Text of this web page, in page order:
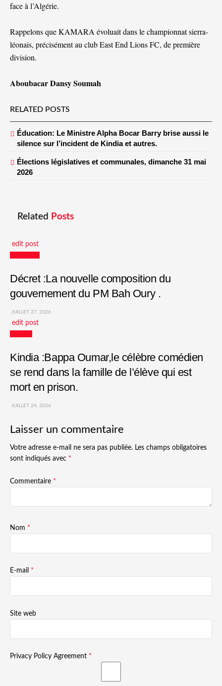
face à l’Algérie.
Rappelons que KAMARA évoluait dans le championnat sierra-
léonais, précisément au club East End Lions FC, de première
division.
Aboubacar Dansy Soumah
RELATED POSTS
Éducation: Le Ministre Alpha Bocar Barry brise aussi le
silence sur l’incident de Kindia et autres.
Élections législatives et communales, dimanche 31 mai
2026
Related Posts
edit post
Décret :La nouvelle composition du
gouvernement du PM Bah Oury .
JUILLET 27, 2026
edit post
Kindia :Bappa Oumar,le célèbre comédien
se rend dans la famille de l’élève qui est
mort en prison.
JUILLET 24, 2026
Laisser un commentaire
Votre adresse e-mail ne sera pas publiée. Les champs obligatoires
sont indiqués avec *
Commentaire *
Nom *
E-mail *
Site web
Privacy Policy Agreement *